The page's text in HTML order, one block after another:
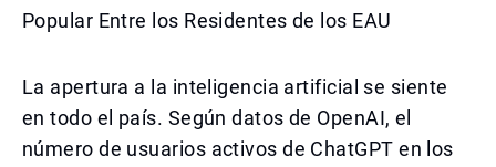
Popular Entre los Residentes de los EAU
La apertura a la inteligencia artificial se siente
en todo el país. Según datos de OpenAI, el
número de usuarios activos de ChatGPT en los